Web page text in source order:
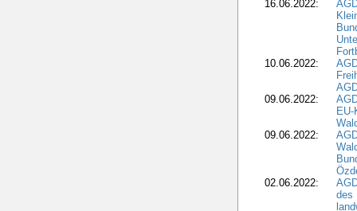
16.06.2022:
10.06.2022:
09.06.2022:
09.06.2022:
02.06.2022:
des